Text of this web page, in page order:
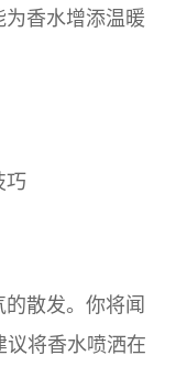
香水增添温暖
巧
散发。你将闻
议将香水喷洒在